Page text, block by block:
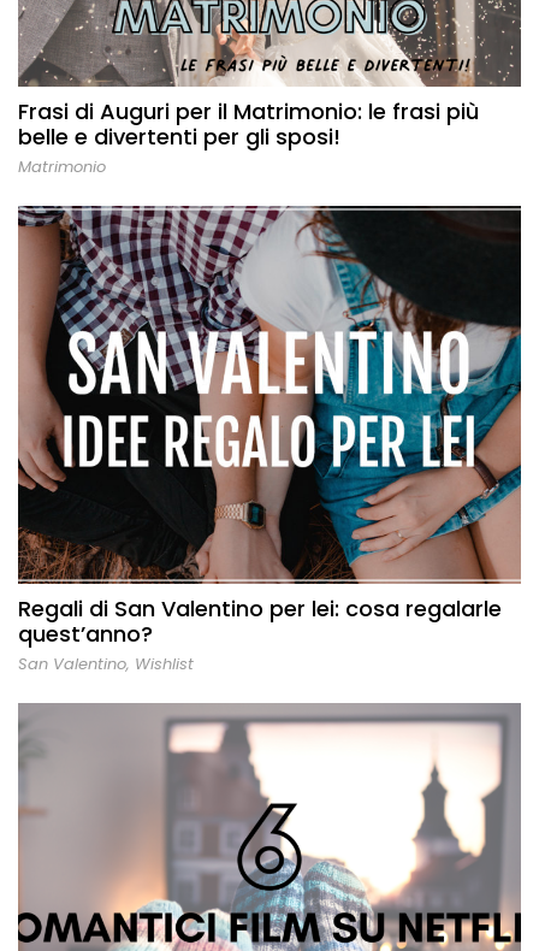
Frasi di Auguri per il Matrimonio: le frasi più
belle e divertenti per gli sposi!
Matrimonio
Regali di San Valentino per lei: cosa regalarle
quest’anno?
San Valentino, Wishlist